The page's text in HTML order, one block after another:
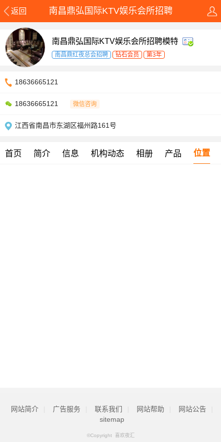
返回 南昌鼎弘国际KTV娱乐会所招聘
南昌鼎弘国际KTV娱乐会所招聘模特
南昌鼎红夜总会招聘 钻石会员 第3年
18636665121
18636665121 微信咨询
江西省南昌市东湖区福州路161号
首页 简介 信息 机构动态 相册 产品 位置
网站简介 广告服务 联系我们 网站帮助 网站公告
sitemap
©Copyright 喜欢夜汇